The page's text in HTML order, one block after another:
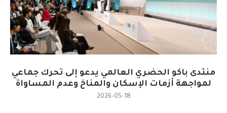
منتدى باكو الحضري العالمي يدعو إلى تحرك جماعي
لمواجهة أزمات الإسكان والمناخ وعدم المساواة
2026-05-18